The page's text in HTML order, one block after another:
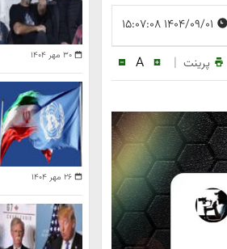
پرینت |
A ۳۰ مهر ۱۴۰۴
۲۶ مهر ۱۴۰۴